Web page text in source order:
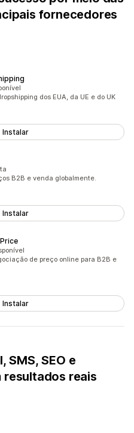
fornecedores
dos EUA, da UE e do UK
Instalar
B2B e venda globalmente.
Instalar
de preço online para B2B e
Instalar
SMS, SEO e
resultados reais